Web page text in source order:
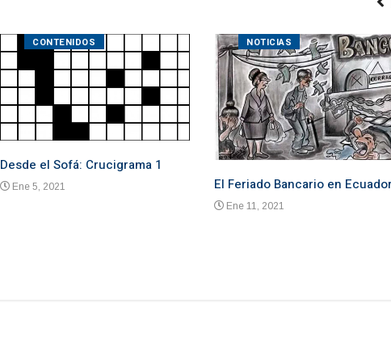
CONTENIDOS
Desde el Sofá: Crucigrama 1
Ene 5, 2021
NOTICIAS
El Feriado Bancario en Ecuador
Ene 11, 2021